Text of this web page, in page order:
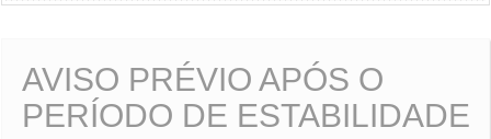
AVISO PRÉVIO APÓS O
PERÍODO DE ESTABILIDADE